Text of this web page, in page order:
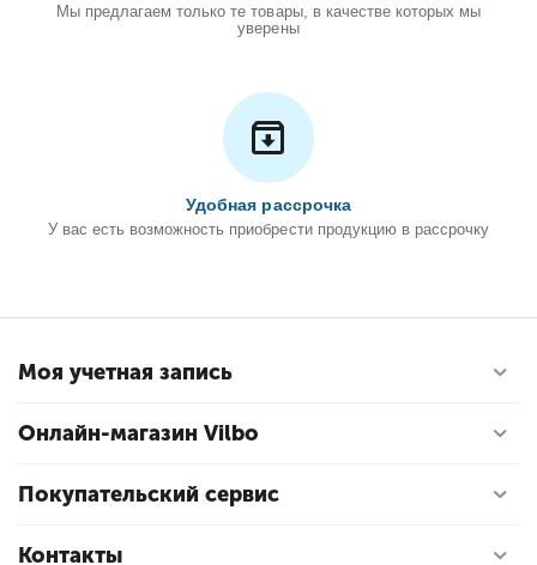
Мы предлагаем только те товары, в качестве которых мы
уверены
Удобная рассрочка
У вас есть возможность приобрести продукцию в рассрочку
Моя учетная запись
Онлайн-магазин Vilbo
Покупательский сервис
Контакты